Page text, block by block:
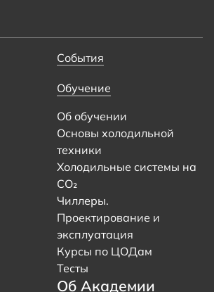
События
Обучение
Об обучении
Основы холодильной
техники
Холодильные системы на
CO₂
Чиллеры.
Проектирование и
эксплуатация
Курсы по ЦОДам
Тесты
Об Академии